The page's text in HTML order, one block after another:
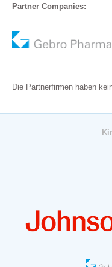
Partner Companies:
Die Partnerfirmen haben